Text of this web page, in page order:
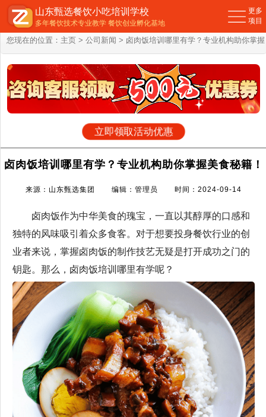
您现在的位置： 主页 > 公司新闻 > 卤肉饭培训哪里有学？专业机构助你掌握
美食秘籍！
立即领取活动优惠
卤肉饭培训哪里有学？专业机构助你掌握美食秘籍！
来源：山东甄选集团 编辑：管理员 时间：2024-09-14
卤肉饭作为中华美食的瑰宝，一直以其醇厚的口感和
独特的风味吸引着众多食客。对于想要投身餐饮行业的创
业者来说，掌握卤肉饭的制作技艺无疑是打开成功之门的
钥匙。那么，卤肉饭培训哪里有学呢？
山东甄选餐饮小吃培训学校
多年餐饮技术专业教学 餐饮创业孵化基地
更多
项目